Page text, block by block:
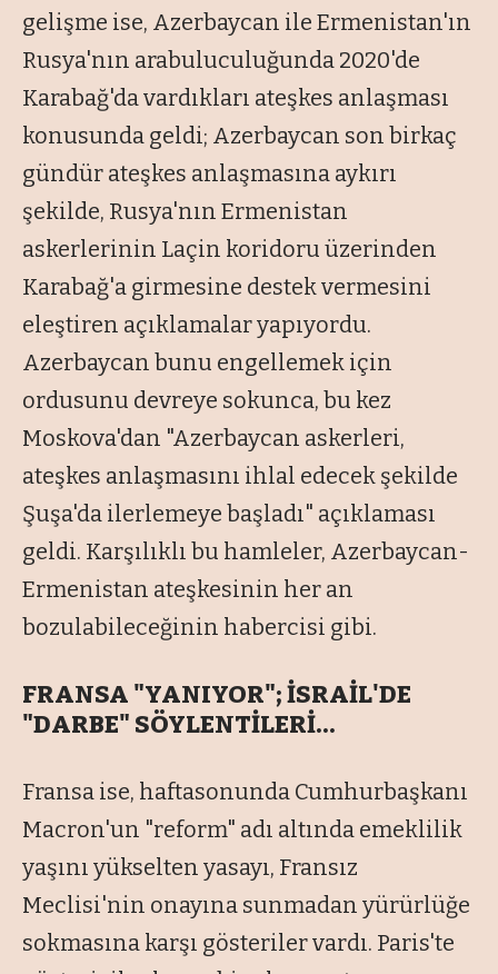
gelişme ise, Azerbaycan ile Ermenistan'ın
Rusya'nın arabuluculuğunda 2020'de
Karabağ'da vardıkları ateşkes anlaşması
konusunda geldi; Azerbaycan son birkaç
gündür ateşkes anlaşmasına aykırı
şekilde, Rusya'nın Ermenistan
askerlerinin Laçin koridoru üzerinden
Karabağ'a girmesine destek vermesini
eleştiren açıklamalar yapıyordu.
Azerbaycan bunu engellemek için
ordusunu devreye sokunca, bu kez
Moskova'dan "Azerbaycan askerleri,
ateşkes anlaşmasını ihlal edecek şekilde
Şuşa'da ilerlemeye başladı" açıklaması
geldi. Karşılıklı bu hamleler, Azerbaycan-
Ermenistan ateşkesinin her an
bozulabileceğinin habercisi gibi.
FRANSA "YANIYOR"; İSRAİL'DE
"DARBE" SÖYLENTİLERİ…
Fransa ise, haftasonunda Cumhurbaşkanı
Macron'un "reform" adı altında emeklilik
yaşını yükselten yasayı, Fransız
Meclisi'nin onayına sunmadan yürürlüğe
sokmasına karşı gösteriler vardı. Paris'te